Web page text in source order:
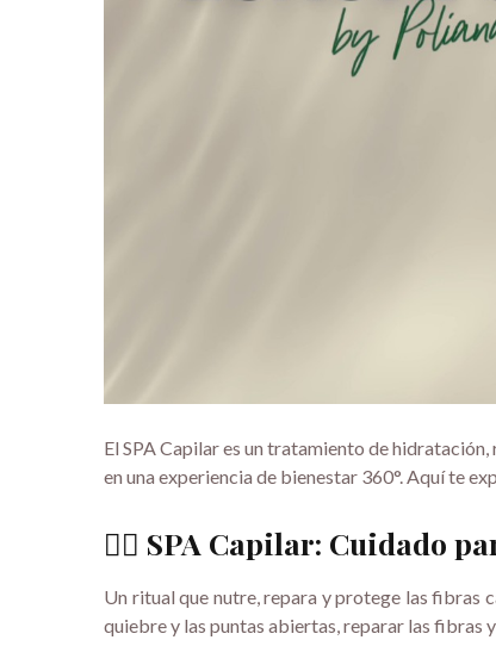
El SPA Capilar es un tratamiento de
en una experiencia de bienestar 360°. Aquí te
💆‍♀️ SPA Capilar: Cuidado
Un ritual que nutre, repara y protege las fibras
quiebre y las puntas abiertas, reparar las fibras